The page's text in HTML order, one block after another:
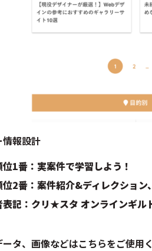
報設計
1番：実案件で学習しよう！
位2番：案件紹介&ディレクショ
表記：クリ★スタ オンラインギル
タ、画像などはこちらをご使用く